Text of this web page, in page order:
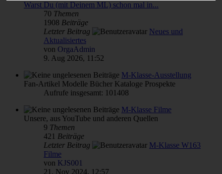
Warst Du (mit Deinem ML) schon mal in...
70 Themen
1908 Beiträge
Letzter Beitrag
Neues und
Aktualisiertes
von OrgaAdmin
9. Aug 2026, 11:52
M-Klasse-Ausstellung
Fan-Artikel Modelle Bücher Kataloge Prospekte
Aufrufe insgesamt: 101408
M-Klasse Filme
Unsere, aus YouTube und anderen Quellen
9 Themen
421 Beiträge
Letzter Beitrag
M-Klasse W163
Filme
von KJS001
21. Nov 2024, 12:57